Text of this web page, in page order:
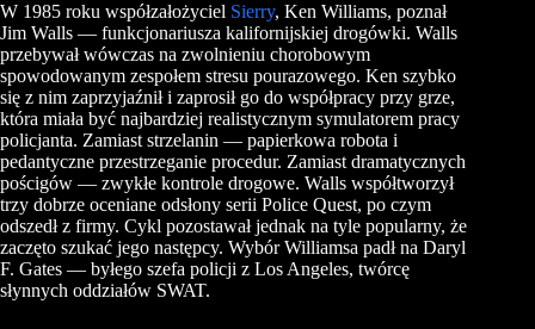
W 1985 roku współzałożyciel Sierry, Ken Williams, poznał
Jim Walls — funkcjonariusza kalifornijskiej drogówki. Walls
przebywał wówczas na zwolnieniu chorobowym
spowodowanym zespołem stresu pourazowego. Ken szybko
się z nim zaprzyjaźnił i zaprosił go do współpracy przy grze,
która miała być najbardziej realistycznym symulatorem pracy
policjanta. Zamiast strzelanin — papierkowa robota i
pedantyczne przestrzeganie procedur. Zamiast dramatycznych
pościgów — zwykłe kontrole drogowe. Walls współtworzył
trzy dobrze oceniane odsłony serii Police Quest, po czym
odszedł z firmy. Cykl pozostawał jednak na tyle popularny, że
zaczęto szukać jego następcy. Wybór Williamsa padł na Daryl
F. Gates — byłego szefa policji z Los Angeles, twórcę
słynnych oddziałów SWAT.